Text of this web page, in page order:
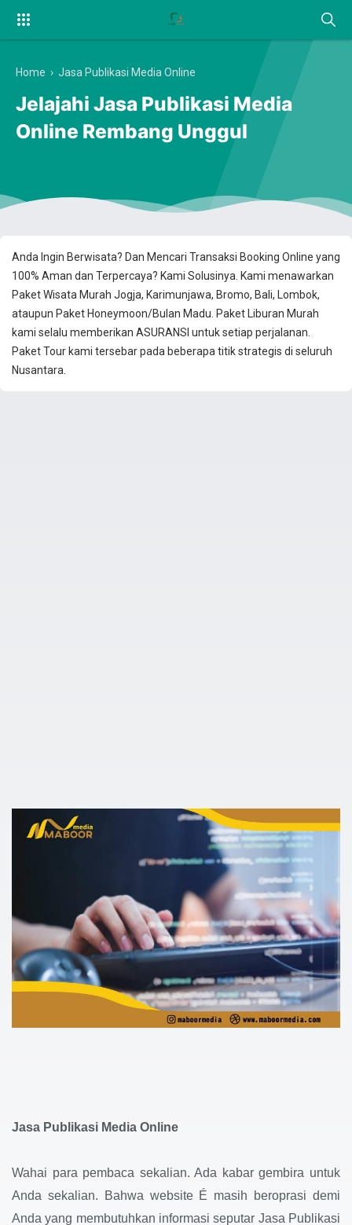
Anda Ingin Berwisata? Dan Mencari Transaksi Booking Online yang
100% Aman dan Terpercaya? Kami Solusinya. Kami menawarkan
Paket Wisata Murah Jogja, Karimunjawa, Bromo, Bali, Lombok,
ataupun Paket Honeymoon/Bulan Madu. Paket Liburan Murah
kami selalu memberikan ASURANSI untuk setiap perjalanan.
Paket Tour kami tersebar pada beberapa titik strategis di seluruh
Nusantara.
Home › Jasa Publikasi Media Online
Jelajahi Jasa Publikasi Media
Online Rembang Unggul
Jasa Publikasi Media Online
Wahai para pembaca sekalian. Ada kabar gembira untuk
Anda sekalian. Bahwa website É masih beroprasi demi
Anda yang membutuhkan informasi seputar Jasa Publikasi